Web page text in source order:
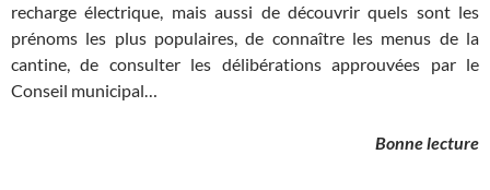
recharge électrique, mais aussi de découvrir quels sont les
prénoms les plus populaires, de connaître les menus de la
cantine, de consulter les délibérations approuvées par le
Conseil municipal…
Bonne lecture